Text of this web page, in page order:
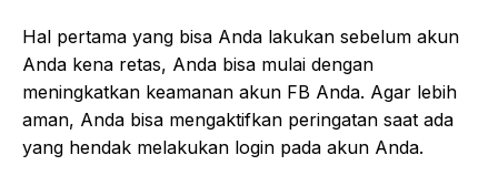
Hal pertama yang bisa Anda lakukan sebelum akun
Anda kena retas, Anda bisa mulai dengan
meningkatkan keamanan akun FB Anda. Agar lebih
aman, Anda bisa mengaktifkan peringatan saat ada
yang hendak melakukan login pada akun Anda.